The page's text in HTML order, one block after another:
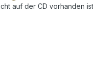
auf der CD vorhanden